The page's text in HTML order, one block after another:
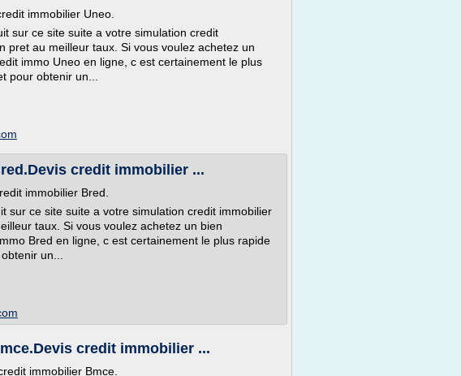
immobilier Uneo.
sur ce site suite a votre simulation credit
pret au meilleur taux. Si vous voulez achetez un
immo Uneo en ligne, c est certainement le plus
pour obtenir un...
credit immobilier ...
immobilier Bred.
sur ce site suite a votre simulation credit immobilier
taux. Si vous voulez achetez un bien
Bred en ligne, c est certainement le plus rapide
un...
credit immobilier ...
immobilier Bmce.